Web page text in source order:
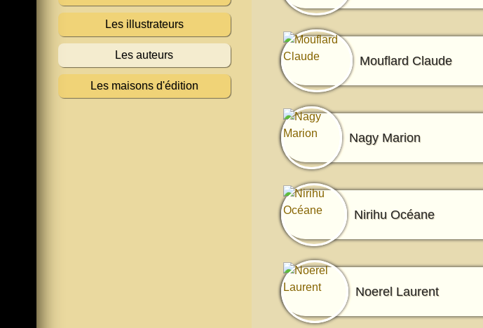
Les illustrateurs
Les auteurs
Les maisons d'édition
Mouflard Claude
Nagy Marion
Nirihu Océane
Noerel Laurent